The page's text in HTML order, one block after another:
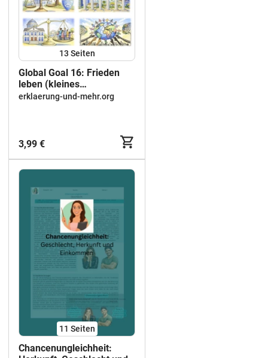
13 Seiten
Global Goal 16: Frieden
leben (kleines
Materialpaket)
erklaerung-und-mehr.org
3,99 €
11 Seiten
Chancenungleichheit: